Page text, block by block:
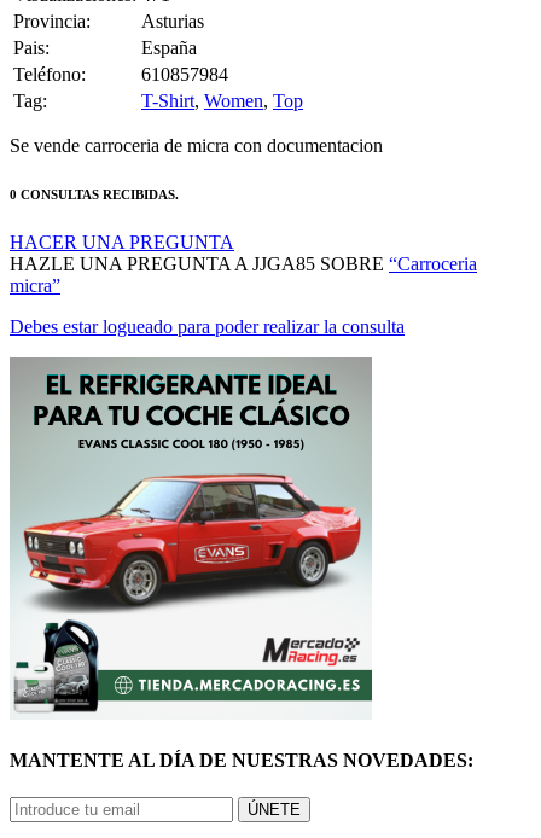
Provincia:
Asturias
Pais:
España
Teléfono:
610857984
Tag:
T-Shirt, Women, Top
Se vende carroceria de micra con documentacion
0 CONSULTAS RECIBIDAS.
HACER UNA PREGUNTA
HAZLE UNA PREGUNTA A JJGA85 SOBRE “Carroceria
micra”
Debes estar logueado para poder realizar la consulta
MANTENTE AL DÍA DE NUESTRAS NOVEDADES:
ÚNETE